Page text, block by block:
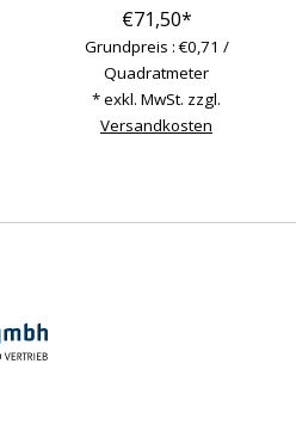
€71,50*
Grundpreis : €0,71 /
Quadratmeter
* exkl. MwSt. zzgl.
Versandkosten